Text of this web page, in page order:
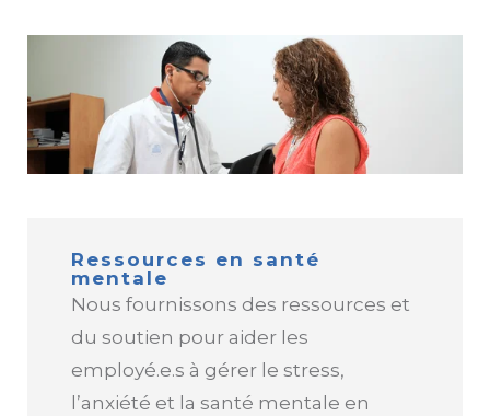
Ressources en santé
mentale
Nous fournissons des ressources et
du soutien pour aider les
employé.e.s à gérer le stress,
l’anxiété et la santé mentale en